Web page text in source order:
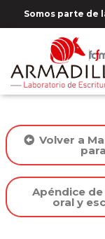
Somos parte de
Volver a
Apéndice
oral y